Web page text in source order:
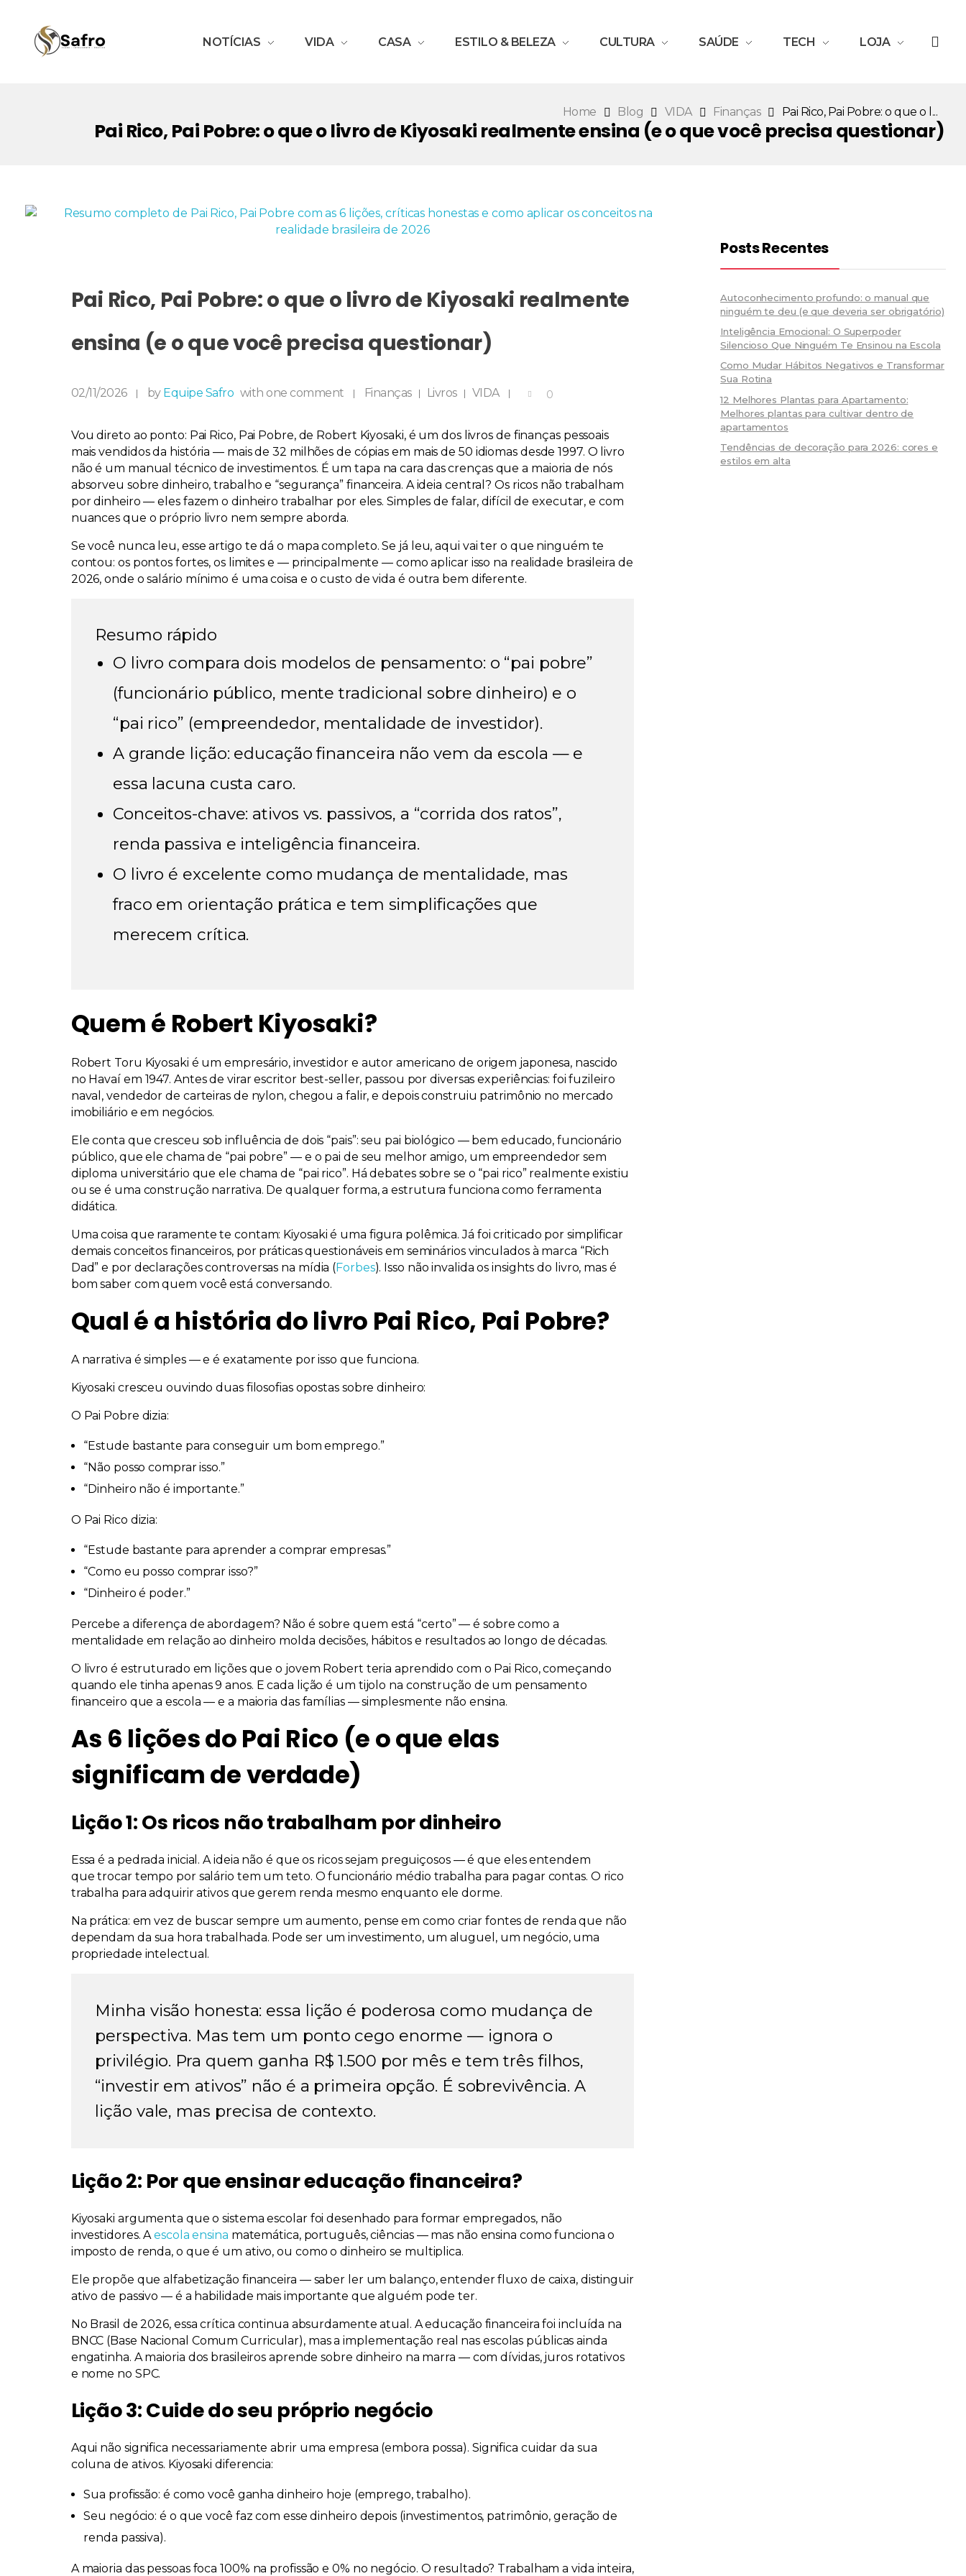
NOTÍCIAS VIDA CASA ESTILO & BELEZA CULTURA SAÚDE TECH LOJA
Home Blog VIDA Finanças Pai Rico, Pai Pobre: o que o l...
Pai Rico, Pai Pobre: o que o livro de Kiyosaki realmente ensina (e o que você precisa questionar)
Pai Rico, Pai Pobre: o que o livro de Kiyosaki realmente
ensina (e o que você precisa questionar)
02/11/2026 by Equipe Safro with one comment Finanças Livros VIDA 0
Vou direto ao ponto: Pai Rico, Pai Pobre, de Robert Kiyosaki, é um dos livros de finanças pessoais
mais vendidos da história — mais de 32 milhões de cópias em mais de 50 idiomas desde 1997. O livro
não é um manual técnico de investimentos. É um tapa na cara das crenças que a maioria de nós
absorveu sobre dinheiro, trabalho e “segurança” financeira. A ideia central?Os ricos não trabalham
por dinheiro — eles fazem o dinheiro trabalhar por eles. Simples de falar, difícil de executar, e com
nuances que o próprio livro nem sempre aborda.
Se você nunca leu, esse artigo te dá o mapa completo. Se já leu, aqui vai ter o que ninguém te
contou: os pontos fortes, os limites e — principalmente — como aplicar isso na realidade brasileira de
2026, onde o salário mínimo é uma coisa e o custo de vida é outra bem diferente.
Resumo rápido
O livro compara dois modelos de pensamento: o “pai pobre”
(funcionário público, mente tradicional sobre dinheiro) e o
“pai rico” (empreendedor, mentalidade de investidor).
A grande lição: educação financeira não vem da escola — e
essa lacuna custa caro.
Conceitos-chave: ativos vs. passivos, a “corrida dos ratos”,
renda passiva e inteligência financeira.
O livro é excelente como mudança de mentalidade, mas
fraco em orientação prática e tem simplificações que
merecem crítica.
Quem é Robert Kiyosaki?
Robert Toru Kiyosaki é um empresário, investidor e autor americano de origem japonesa, nascido
no Havaí em 1947. Antes de virar escritor best-seller, passou por diversas experiências: foi fuzileiro
naval, vendedor de carteiras de nylon, chegou a falir, e depois construiu patrimônio no mercado
imobiliário e em negócios.
Ele conta que cresceu sob influência de dois “pais”: seu pai biológico — bem educado, funcionário
público, que ele chama de “pai pobre” — e o pai de seu melhor amigo, um empreendedor sem
diploma universitário que ele chama de “pai rico”. Há debates sobre se o “pai rico” realmente existiu
ou se é uma construção narrativa. De qualquer forma, a estrutura funciona como ferramenta
didática.
Uma coisa que raramente te contam: Kiyosaki é uma figura polêmica. Já foi criticado por simplificar
demais conceitos financeiros, por práticas questionáveis em seminários vinculados à marca “Rich
Dad” e por declarações controversas na mídia (Forbes). Isso não invalida os insights do livro, mas é
bom saber com quem você está conversando.
Qual é a história do livro Pai Rico, Pai Pobre?
A narrativa é simples — e é exatamente por isso que funciona.
Kiyosaki cresceu ouvindoduas filosofias opostassobre dinheiro:
O Pai Pobre dizia:
“Estude bastante para conseguir um bom emprego.”
“Não posso comprar isso.”
“Dinheiro não é importante.”
O Pai Rico dizia:
“Estude bastante para aprender a comprar empresas.”
“Como eu posso comprar isso?”
“Dinheiro é poder.”
Percebe a diferença de abordagem? Não é sobre quem está “certo” — é sobre como a
mentalidade em relação ao dinheiro molda decisões, hábitos e resultados ao longo de décadas.
O livro é estruturado em lições que o jovem Robert teria aprendido com o Pai Rico, começando
quando ele tinha apenas 9 anos. E cada lição é um tijolo na construção de um pensamento
financeiro que a escola — e a maioria das famílias — simplesmente não ensina.
As 6 lições do Pai Rico (e o que elas
significam de verdade)
Lição 1: Os ricos não trabalham por dinheiro
Essa é a pedrada inicial. A ideia não é que os ricos sejam preguiçosos — é que eles entendem
quetrocar tempo por salário tem um teto. O funcionário médio trabalha para pagar contas. O rico
trabalha paraadquirir ativosque gerem renda mesmo enquanto ele dorme.
Na prática: em vez de buscar sempre um aumento, pense em como criar fontes de renda que não
dependam da sua hora trabalhada. Pode ser um investimento, um aluguel, um negócio, uma
propriedade intelectual.
Minha visão honesta: essa lição é poderosa como mudança de
perspectiva. Mas tem um ponto cego enorme — ignora o
privilégio. Pra quem ganha R$ 1.500 por mês e tem três filhos,
“investir em ativos” não é a primeira opção. É sobrevivência. A
lição vale, mas precisa de contexto.
Lição 2: Por que ensinar educação financeira?
Kiyosaki argumenta que o sistema escolar foi desenhado para formarempregados, não
investidores. Aescola ensina matemática, português, ciências — mas não ensina como funciona o
imposto de renda, o que é um ativo, ou como o dinheiro se multiplica.
Ele propõe quealfabetização financeira — saber ler um balanço, entender fluxo de caixa, distinguir
ativo de passivo — é a habilidade mais importante que alguém pode ter.
No Brasil de 2026, essa crítica continua absurdamente atual. A educação financeira foi incluída na
BNCC (Base Nacional Comum Curricular), mas a implementação real nas escolas públicas ainda
engatinha. A maioria dos brasileiros aprende sobre dinheiro na marra — com dívidas, juros rotativos
e nome no SPC.
Lição 3: Cuide do seu próprio negócio
Aqui não significa necessariamente abrir uma empresa (embora possa). Significa cuidar da sua
coluna de ativos. Kiyosaki diferencia:
Sua profissão: é como você ganha dinheiro hoje (emprego, trabalho).
Seu negócio: é o que você faz com esse dinheiro depois (investimentos, patrimônio, geração de
renda passiva).
A maioria das pessoas foca 100% na profissão e 0% no negócio. O resultado? Trabalham a vida inteira,
Posts Recentes
Autoconhecimento profundo: o manual que
ninguém te deu (e que deveria ser obrigatório)
Inteligência Emocional: O Superpoder
Silencioso Que Ninguém Te Ensinou na Escola
Como Mudar Hábitos Negativos e Transformar
Sua Rotina
12 Melhores Plantas para Apartamento:
Melhores plantas para cultivar dentro de
apartamentos
Tendências de decoração para 2026: cores e
estilos em alta